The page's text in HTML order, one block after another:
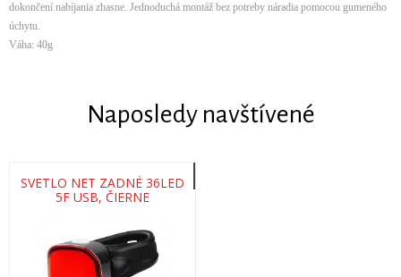
dokončení nabíjania zhasne. Jednoduchá montáž bez potreby náradia pomocou gumeného
úchytu.
Váha: 40g
Naposledy navštívené
SVETLO NET ZADNÉ 36LED
5F USB, ČIERNE